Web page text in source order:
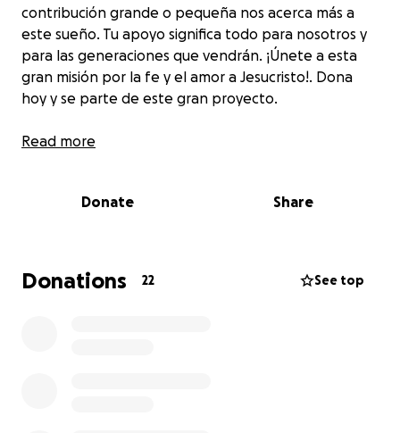
contribución grande o pequeña nos acerca más a
este sueño. Tu apoyo significa todo para nosotros y
para las generaciones que vendrán. ¡Únete a esta
gran misión por la fe y el amor a Jesucristo!. Dona
hoy y se parte de este gran proyecto.
Como decía San Josemaría: "Soñad y os quedaréis
Read more
Donate Share
Donations 22 See top